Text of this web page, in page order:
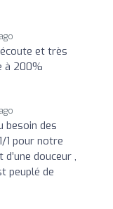
et très
à 200%
besoin des
1 pour notre
douceur ,
peuplé de